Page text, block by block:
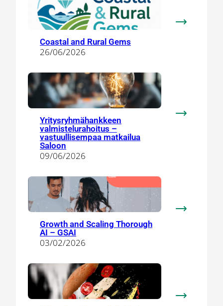
Coastal and Rural Gems
26/06/2026
Yritysryhmähankkeen
valmistelurahoitus –
vastuullisempaa matkailua
Saloon
09/06/2026
Growth and Scaling Thorough
AI – GSAI
03/02/2026
GSAI